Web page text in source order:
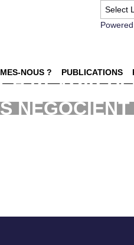
NOUS ? PUBLICATIONS
A REVOIR
NEGOCIENT